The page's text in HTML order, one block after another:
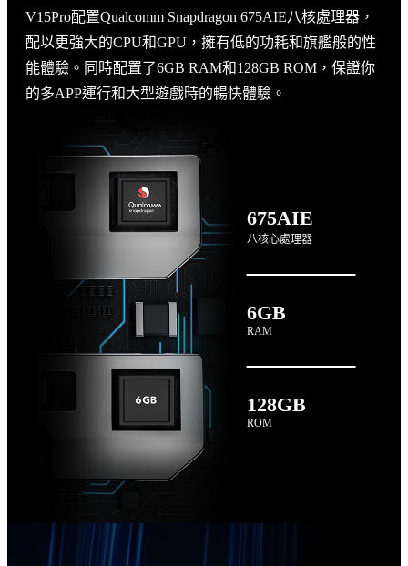
V15Pro配置Qualcomm Snapdragon 675AIE八核處理器，
配以更強大的CPU和GPU，擁有低的功耗和旗艦般的性
能體驗。同時配置了6GB RAM和128GB ROM，保證你
的多APP運行和大型遊戲時的暢快體驗。
675AIE
八核心處理器
6GB
RAM
128GB
ROM